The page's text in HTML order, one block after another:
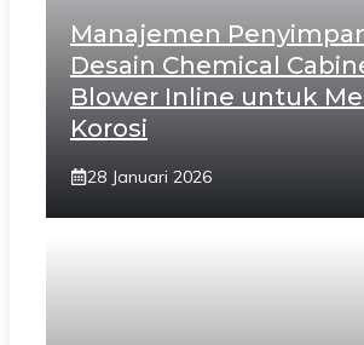
Manajemen
Desain Chemical
Blower Inline untuk
Korosi
28 Januari 2026